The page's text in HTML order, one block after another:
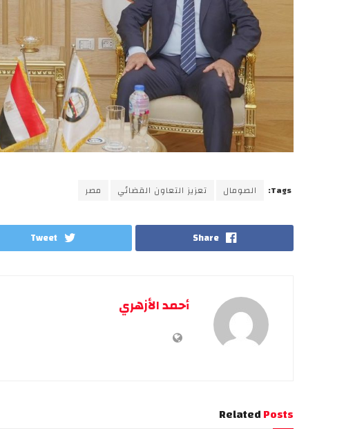
Tags: الصومال تعزيز التعاون القضائي مصر
Share
Tweet
أحمد الأزهري
RelatedPosts